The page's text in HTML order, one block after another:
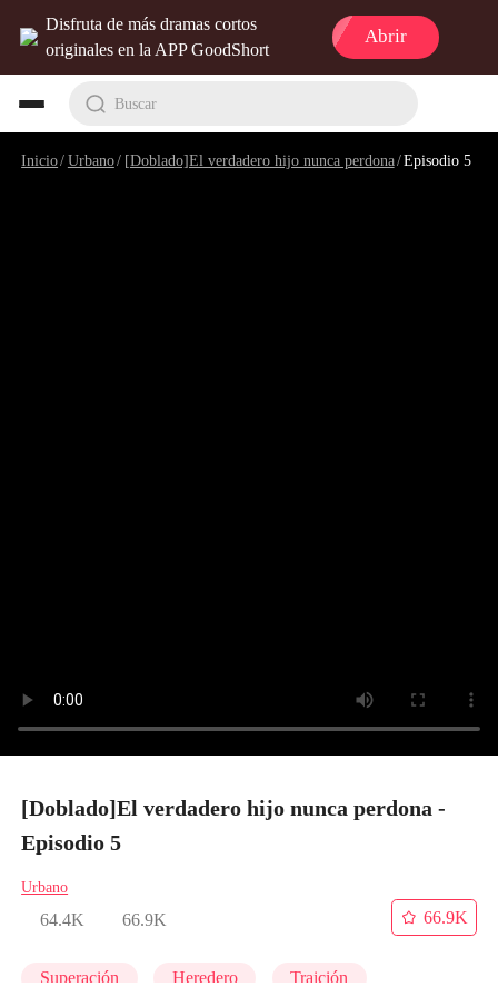
Disfruta de más dramas cortos
originales en la APP GoodShort
Abrir
Buscar
Inicio/Urbano/ [Doblado]El verdadero hijo nunca perdona/Episodio 5
[Doblado]El verdadero hijo nunca perdona -
Episodio 5
Urbano
64.4K 66.9K
66.9K
Superación Heredero Traición